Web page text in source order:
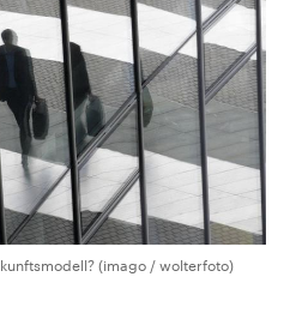
(imago / wolterfoto)